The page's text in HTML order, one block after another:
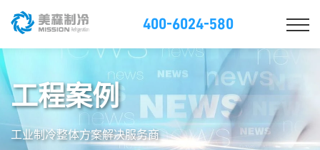
400-6024-580
工程案例
工业制冷整体方案解决服务商